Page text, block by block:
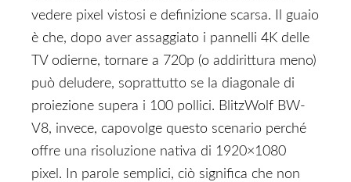
vedere pixel vistosi e definizione scarsa. Il guaio
è che, dopo aver assaggiato i pannelli 4K delle
TV odierne, tornare a 720p (o addirittura meno)
può deludere, soprattutto se la diagonale di
proiezione supera i 100 pollici. BlitzWolf BW-
V8, invece, capovolge questo scenario perché
offre una risoluzione nativa di 1920×1080
pixel. In parole semplici, ciò significa che non